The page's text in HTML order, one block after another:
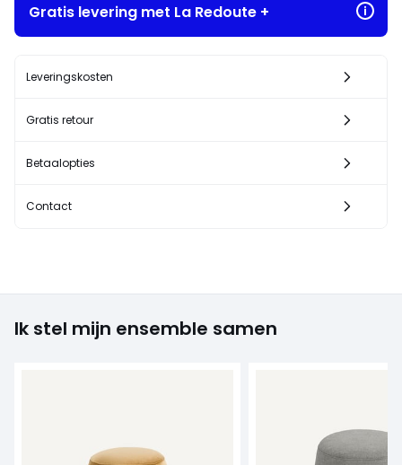
Gratis levering met La Redoute +
Leveringskosten
Gratis retour
Betaalopties
Contact
Ik stel mijn ensemble samen